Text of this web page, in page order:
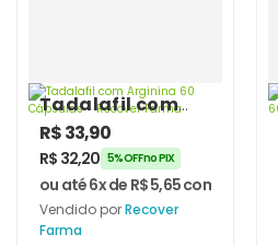
Tadalafil com
Arginina 60
Cápsulas –
Recover Farma
R$33,90
R$ 32,20 5% OFF no PIX
ou até 6x de R$5,65com juros
Vendido porRecover
Farma